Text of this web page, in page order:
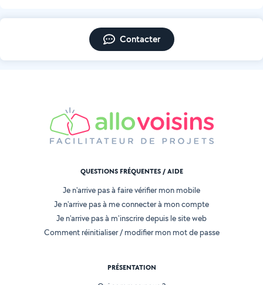
Contacter
QUESTIONS FRÉQUENTES / AIDE
Je n'arrive pas à faire vérifier mon mobile
Je n'arrive pas à me connecter à mon compte
Je n'arrive pas à m'inscrire depuis le site web
Comment réinitialiser / modifier mon mot de passe
PRÉSENTATION